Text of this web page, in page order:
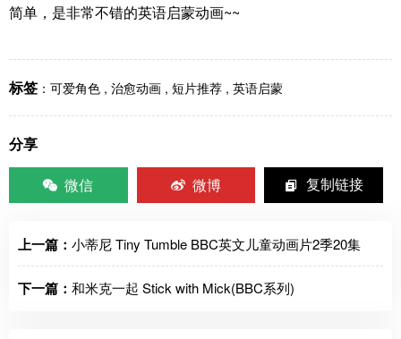
简单，是非常不错的英语启蒙动画~~
标签 ： 可爱角色 , 治愈动画 , 短片推荐 , 英语启蒙
分享
微信
微博 复制链接
上一篇： 小蒂尼 Tiny Tumble BBC英文儿童动画片2季20集
下一篇： 和米克一起 Stick with Mick(BBC系列)